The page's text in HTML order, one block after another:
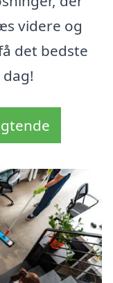
videre og
det bedste